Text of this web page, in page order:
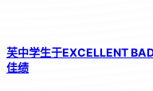
芙中学生于EXCELLENT
佳绩